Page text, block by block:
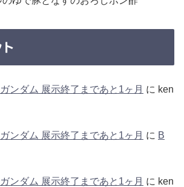
ンダム 展示終了まであと1ヶ月 に ken
ンダム 展示終了まであと1ヶ月 に B
ンダム 展示終了まであと1ヶ月 に ken